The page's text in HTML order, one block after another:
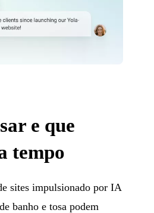
e que
tempo
sites impulsionado por IA
banho e tosa podem